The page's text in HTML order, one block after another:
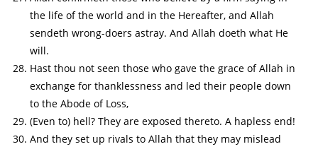
the life of the world and in the Hereafter, and Allah
sendeth wrong-doers astray. And Allah doeth what He
will.
Hast thou not seen those who gave the grace of Allah in
exchange for thanklessness and led their people down
to the Abode of Loss,
(Even to) hell? They are exposed thereto. A hapless end!
And they set up rivals to Allah that they may mislead